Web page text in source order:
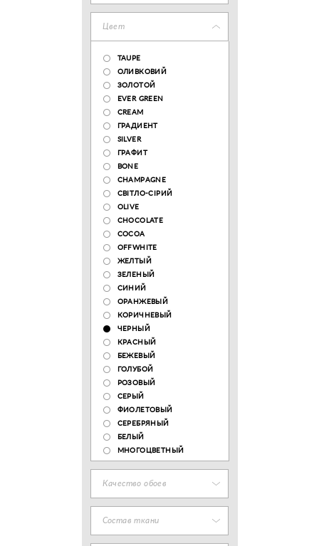
Цвет
TAUPE
ОЛИВКОВИЙ
ЗОЛОТОЙ
EVER GREEN
CREAM
ГРАДИЕНТ
SILVER
ГРАФИТ
BONE
CHAMPAGNE
СВІТЛО-СІРИЙ
OLIVE
CHOCOLATE
COCOA
OFFWHITE
ЖЕЛТЫЙ
ЗЕЛЕНЫЙ
СИНИЙ
ОРАНЖЕВЫЙ
КОРИЧНЕВЫЙ
ЧЕРНЫЙ
КРАСНЫЙ
БЕЖЕВЫЙ
ГОЛУБОЙ
РОЗОВЫЙ
СЕРЫЙ
ФИОЛЕТОВЫЙ
СЕРЕБРЯНЫЙ
БЕЛЫЙ
МНОГОЦВЕТНЫЙ
Качество обоев
Состав ткани